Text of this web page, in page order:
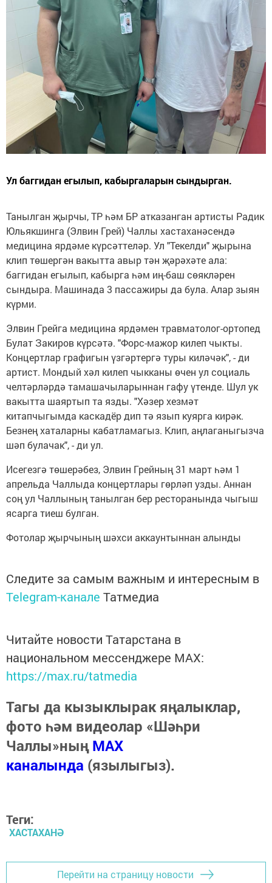
Ул баггидан егылып, кабыргаларын сындырган.
Танылган җырчы, ТР һәм БР атказанган артисты Радик
Юльякшинга (Элвин Грей) Чаллы хастаханәсендә
медицина ярдәме күрсәттеләр. Ул "Текелди" җырына
клип төшергән вакытта авыр тән җәрәхәте ала:
баггидан егылып, кабырга һәм иң-баш сөякләрен
сындыра. Машинада 3 пассажиры да була. Алар зыян
күрми.
Элвин Грейга медицина ярдәмен травматолог-ортопед
Булат Закиров күрсәтә. "Форс-мажор килеп чыкты.
Концертлар графигын үзгәртергә туры киләчәк", - ди
артист. Мондый хәл килеп чыкканы өчен ул социаль
челтәрләрдә тамашачыларыннан гафу үтенде. Шул ук
вакытта шаяртып та язды. "Хәзер хезмәт
китапчыгымда каскадёр дип тә язып куярга кирәк.
Безнең хаталарны кабатламагыз. Клип, аңлаганыгызча
шәп булачак", - ди ул.
Исегезгә төшерәбез, Элвин Грейның 31 март һәм 1
апрельда Чаллыда концертлары гөрләп узды. Аннан
соң ул Чаллының танылган бер ресторанында чыгыш
ясарга тиеш булган.
Фотолар җырчының шәхси аккаунтыннан алынды
Следите за самым важным и интересным в
Telegram-канале Татмедиа
Читайте новости Татарстана в
национальном мессенджере MАХ:
https://max.ru/tatmedia
Тагы да кызыклырак яңалыклар,
фото һәм видеолар «Шәһри
Чаллы»ныңMAX
каналында (язылыгыз).
Теги:
ХАСТАХАНӘ
Перейти на страницу новости